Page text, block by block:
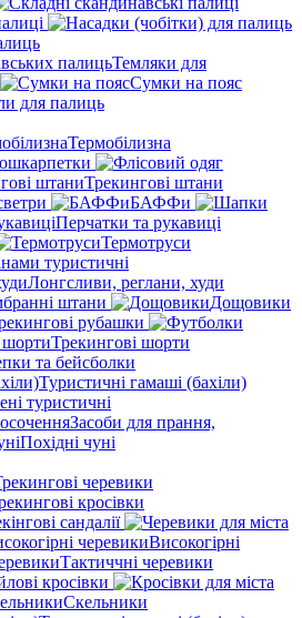
Темляки для
Сумки на пояс
для палиць
Термобілизна
Трекингові штани
БАФФи
Перчатки та рукавиці
Термотруси
туристичні
Лонгсливи, реглани, худи
штани
Дощовики
рубашки
Трекингові шорти
та бейсболки
Туристичні гамаші (бахіли)
туристичні
Засоби для прання,
Похідні чуні
черевики
кросівки
сандалії
Високогірні
Тактиччні черевики
кросівки
Скельники